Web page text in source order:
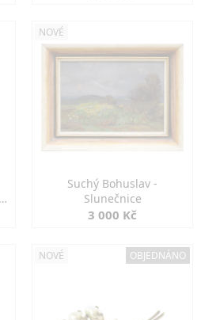
NOVÉ
Suchý Bohuslav -
Slunečnice
3 000 Kč
NOVÉ OBJEDNÁNO